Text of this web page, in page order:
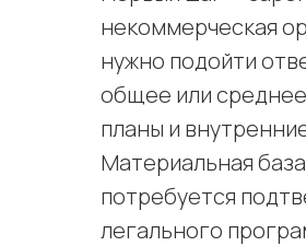
некоммерческая
нужно подойти
общее или
планы и
Материальная
потребуется
легального